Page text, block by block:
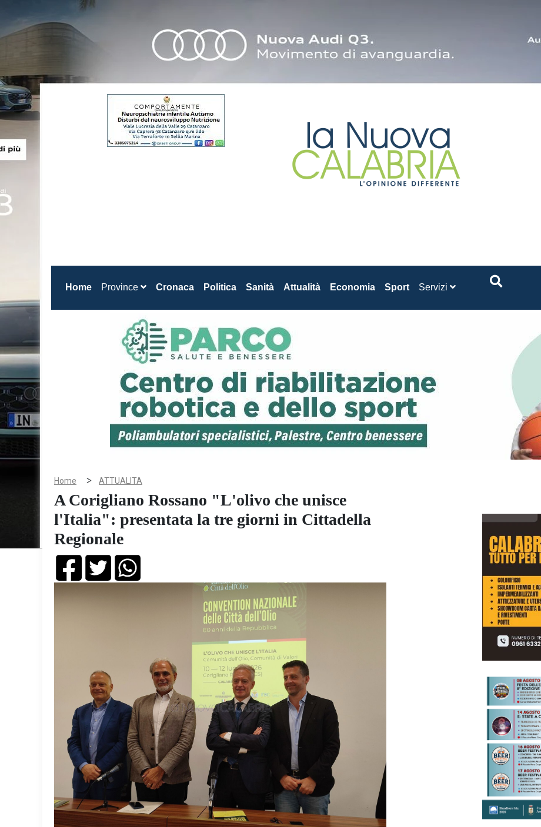
Home(current)
Province Cronaca Politica Sanità Attualità Economia Sport Servizi
Home > ATTUALITA
A Corigliano Rossano "L'olivo che unisce
l'Italia": presentata la tre giorni in Cittadella
Regionale